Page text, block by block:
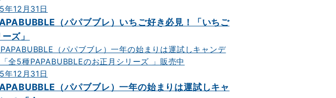
年12月31日
（パパブブレ）いちご好き必見！「いちご
ズ」
年12月31日
（パパブブレ）一年の始まりは運試しキャ